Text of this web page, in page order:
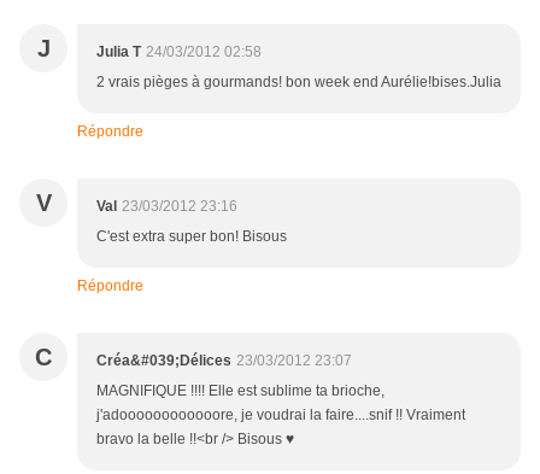
J Julia T 24/03/2012 02:58
2 vrais pièges à gourmands! bon week end Aurélie!bises.Julia
Répondre
V Val 23/03/2012 23:16
C'est extra super bon! Bisous
Répondre
C Créa&#039;Délices 23/03/2012 23:07
MAGNIFIQUE !!!! Elle est sublime ta brioche,
j'adoooooooooooore, je voudrai la faire....snif !! Vraiment
bravo la belle !!<br /> Bisous ♥